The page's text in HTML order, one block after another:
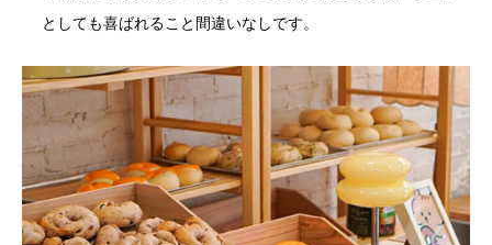
としても喜ばれること間違いなしです。